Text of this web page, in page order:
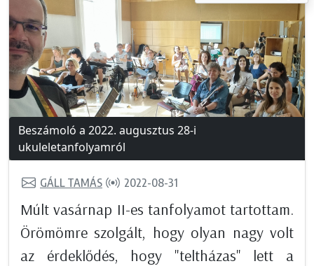
Beszámoló a 2022. augusztus 28-i
ukuleletanfolyamról
GÁLL TAMÁS 2022-08-31
Múlt vasárnap II-es tanfolyamot tartottam.
Örömömre szolgált, hogy olyan nagy volt
az érdeklődés, hogy "teltházas" lett a